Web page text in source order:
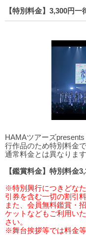
【特別料金】3,300円
HAMAツアーズ
行作品のため特別料金で
通常料金とは異なりま
【鑑賞料金】特別料金
※特別興行につきどな
引券を含む一切の割引
また、会員無料鑑賞・
ケットなどもご利用い
さい。
※舞台挨拶等では料金